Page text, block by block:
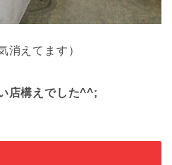
消えてます）
店構えでした^^;